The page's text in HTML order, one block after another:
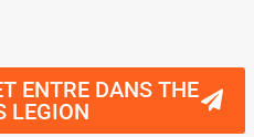
ENTRE DANS THE
LEGION